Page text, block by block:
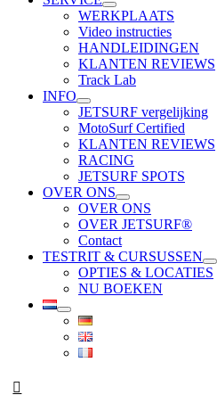
WERKPLAATS
Video instructies
HANDLEIDINGEN
KLANTEN REVIEWS
Track Lab
INFO
JETSURF vergelijking
MotoSurf Certified
KLANTEN REVIEWS
RACING
JETSURF SPOTS
OVER ONS
OVER ONS
OVER JETSURF®
Contact
TESTRIT & CURSUSSEN
OPTIES & LOCATIES
NU BOEKEN